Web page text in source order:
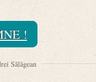
!
Sălăgean